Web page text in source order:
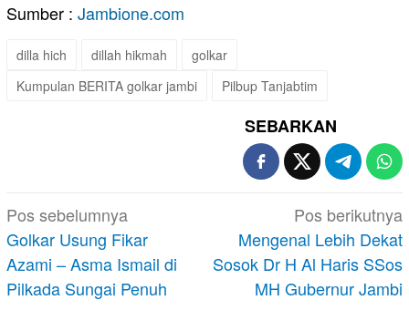
Sumber : Jambione.com
dilla hich dillah hikmah
golkar
Kumpulan BERITA golkar jambi
Pilbup Tanjabtim
SEBARKAN
Navigasi
pos
Pos sebelumnya
Golkar Usung Fikar
Azami – Asma Ismail di
Pilkada Sungai Penuh
Pos berikutnya
Mengenal Lebih Dekat
Sosok Dr H Al Haris SSos
MH Gubernur Jambi